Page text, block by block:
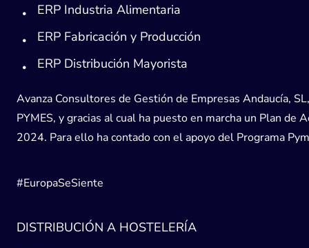
ERP Industria Alimentaria
ERP Fabricación y Producción
ERP Distribución Mayorista
Avanza Consultores de Gestión de Empresas Andaucía,
PYMES, y gracias al cual ha puesto en marcha un Plan
2024. Para ello ha contado con el apoyo del Programa
#EuropaSeSiente
DISTRIBUCIÓN A HOSTELERÍA